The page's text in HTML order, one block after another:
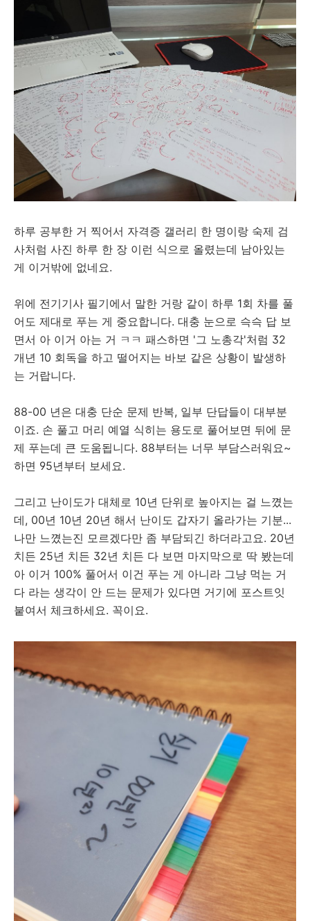
하루 공부한 거 찍어서 자격증 갤러리 한 명이랑 숙제 검
사처럼 사진 하루 한 장 이런 식으로 올렸는데 남아있는
게 이거밖에 없네요.
위에 전기기사 필기에서 말한 거랑 같이 하루 1회 차를 풀
어도 제대로 푸는 게 중요합니다. 대충 눈으로 슥슥 답 보
면서 아 이거 아는 거 ㅋㅋ 패스하면 '그 노총각'처럼 32
개년 10 회독을 하고 떨어지는 바보 같은 상황이 발생하
는 거랍니다.
88-00 년은 대충 단순 문제 반복, 일부 단답들이 대부분
이죠. 손 풀고 머리 예열 식히는 용도로 풀어보면 뒤에 문
제 푸는데 큰 도움됩니다. 88부터는 너무 부담스러워요~
하면 95년부터 보세요.
그리고 난이도가 대체로 10년 단위로 높아지는 걸 느꼈는
데, 00년 10년 20년 해서 난이도 갑자기 올라가는 기분...
나만 느꼈는진 모르겠다만 좀 부담되긴 하더라고요. 20년
치든 25년 치든 32년 치든 다 보면 마지막으로 딱 봤는데
아 이거 100% 풀어서 이건 푸는 게 아니라 그냥 먹는 거
다 라는 생각이 안 드는 문제가 있다면 거기에 포스트잇
붙여서 체크하세요. 꼭이요.